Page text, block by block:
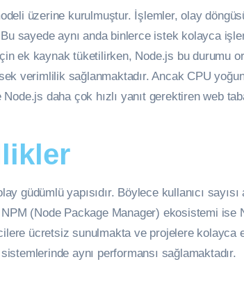
üzerine kurulmuştur. İşlemler, olay
sayede aynı anda binlerce istek kolayca
ek kaynak tüketilirken, Node.js bu durumu
verimlilik sağlanmaktadır. Ancak CPU
daha çok hızlı yanıt gerektiren web
güdümlü yapısıdır. Böylece kullanıcı
(Node Package Manager) ekosistemi ise
ücretsiz sunulmakta ve projelere kolayca
aynı performansı sağlamaktadır.